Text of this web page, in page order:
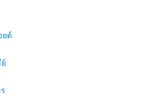
ยด์